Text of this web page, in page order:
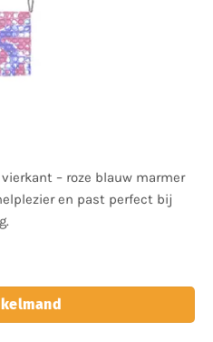
– roze blauw marmer
en past perfect bij